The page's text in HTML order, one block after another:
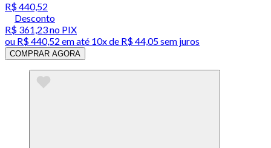
R$ 440,52
Desconto
R$ 361,23no PIX
ou R$ 440,52 em até 10x de R$ 44,05 sem juros
COMPRAR AGORA